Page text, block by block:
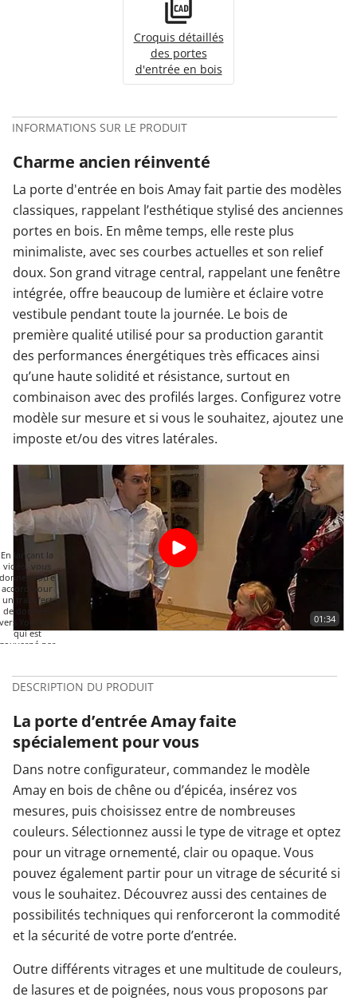
Croquis détaillés
des portes
d'entrée en bois
INFORMATIONS SUR LE PRODUIT
Charme ancien réinventé
La porte d'entrée en bois Amay fait partie des modèles
classiques, rappelant l’esthétique stylisé des anciennes
portes en bois. En même temps, elle reste plus
minimaliste, avec ses courbes actuelles et son relief
doux. Son grand vitrage central, rappelant une fenêtre
intégrée, offre beaucoup de lumière et éclaire votre
vestibule pendant toute la journée. Le bois de
première qualité utilisé pour sa production garantit
des performances énergétiques très efficaces ainsi
qu’une haute solidité et résistance, surtout en
combinaison avec des profilés larges. Configurez votre
modèle sur mesure et si vous le souhaitez, ajoutez une
imposte et/ou des vitres latérales.
En lançant la
vidéo, vous
donnez votre
accord pour
un transfert
de données
YouTube
qui est
par
Plus
LANCER
LA VIDÉO
01:34
DESCRIPTION DU PRODUIT
La porte d’entrée Amay faite
spécialement pour vous
Dans notre configurateur, commandez le modèle
Amay en bois de chêne ou d’épicéa, insérez vos
mesures, puis choisissez entre de nombreuses
couleurs. Sélectionnez aussi le type de vitrage et optez
pour un vitrage ornementé, clair ou opaque. Vous
pouvez également partir pour un vitrage de sécurité si
vous le souhaitez. Découvrez aussi des centaines de
possibilités techniques qui renforceront la commodité
et la sécurité de votre porte d’entrée.
Outre différents vitrages et une multitude de couleurs,
de lasures et de poignées, nous vous proposons par